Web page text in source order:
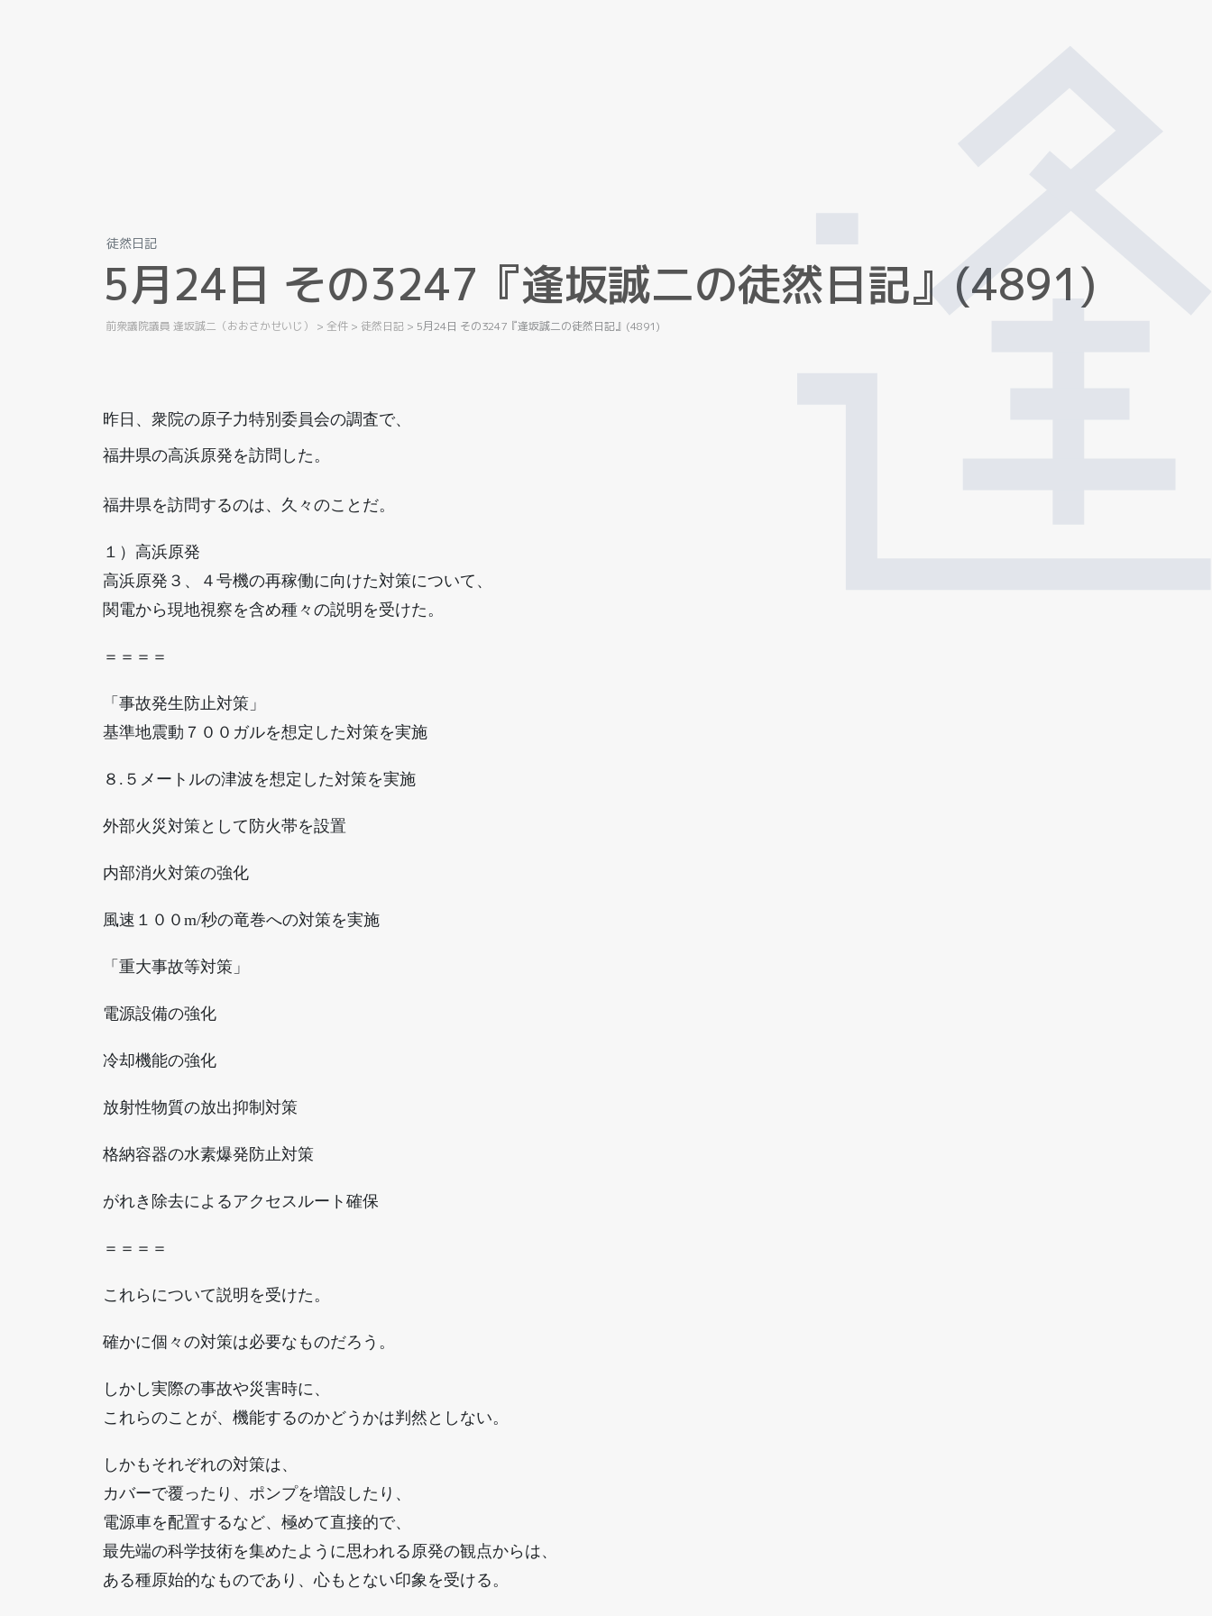
徒然日記
5月24日 その3247 『逢坂誠二の徒然日記』 (4891)
前衆議院議員 逢坂誠二（おおさかせいじ） > 全件 > 徒然日記 > 5月24日 その3247『逢坂誠二の徒然日記』(4891)
昨日、衆院の原子力特別委員会の調査で、
福井県の高浜原発を訪問した。
福井県を訪問するのは、久々のことだ。
１）高浜原発
高浜原発３、４号機の再稼働に向けた対策について、
関電から現地視察を含め種々の説明を受けた。
＝＝＝＝
「事故発生防止対策」
基準地震動７００ガルを想定した対策を実施
８.５メートルの津波を想定した対策を実施
外部火災対策として防火帯を設置
内部消火対策の強化
風速１００m/秒の竜巻への対策を実施
「重大事故等対策」
電源設備の強化
冷却機能の強化
放射性物質の放出抑制対策
格納容器の水素爆発防止対策
がれき除去によるアクセスルート確保
＝＝＝＝
これらについて説明を受けた。
確かに個々の対策は必要なものだろう。
しかし実際の事故や災害時に、
これらのことが、機能するのかどうかは判然としない。
しかもそれぞれの対策は、
カバーで覆ったり、ポンプを増設したり、
電源車を配置するなど、極めて直接的で、
最先端の科学技術を集めたように思われる原発の観点からは、
ある種原始的なものであり、心もとない印象を受ける。